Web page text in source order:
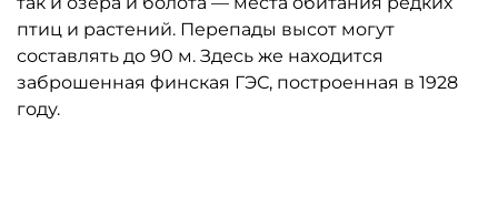
птиц и растений. Перепады высот могут
составлять до 90 м. Здесь же находится
заброшенная финская ГЭС, построенная в 1928
году.